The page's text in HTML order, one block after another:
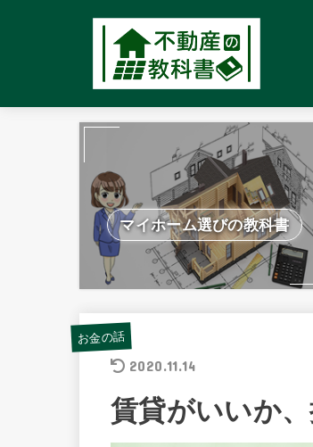
マイホーム選びの教科書
お金の話
2020.11.14
賃貸がいいか